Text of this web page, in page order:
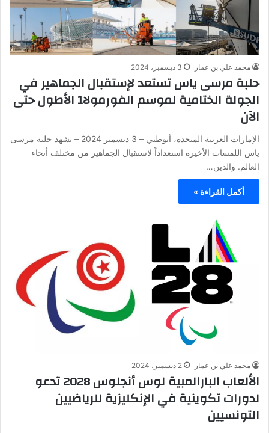
محمد علي بن عمار 3 ديسمبر، 2024
حلبة مرسى ياس تستعد لإستقبال الجماهير في
الجولة الختامية لموسم الفورمولا1 الأطول حتى
الآن
الإمارات العربية المتحدة، أبوظبي – 3 ديسمبر 2024 – تشهد حلبة مرسى
ياس اللمسات الأخيرة استعداداً لاستقبال الجماهير من مختلف أنحاء
العالم. والذين…
أكمل القراءة »
محمد علي بن عمار 2 ديسمبر، 2024
الألعاب البارالمبية لوس أنجلوس 2028 تدعو
لدورات تكوينية في الإنكليزية للرياضيين
التونسيين